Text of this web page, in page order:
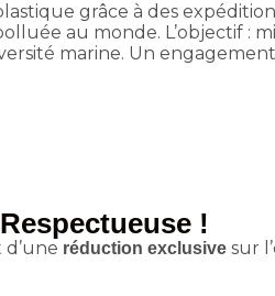
grâce à des
au monde. L’objectif :
marine. Un
!
réduction exclusivesur